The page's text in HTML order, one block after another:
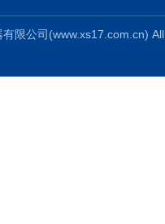
有限公司